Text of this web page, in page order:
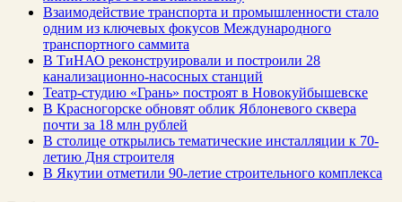
Взаимодействие транспорта и промышленности стало
одним из ключевых фокусов Международного
транспортного саммита
В ТиНАО реконструировали и построили 28
канализационно-насосных станций
Театр-студию «Грань» построят в Новокуйбышевске
В Красногорске обновят облик Яблоневого сквера
почти за 18 млн рублей
В столице открылись тематические инсталляции к 70-
летию Дня строителя
В Якутии отметили 90-летие строительного комплекса